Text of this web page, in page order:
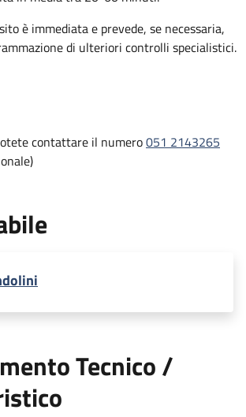
è immediata e prevede, se necessaria,
di ulteriori controlli specialistici.
contattare il numero051 2143265
Tecnico /